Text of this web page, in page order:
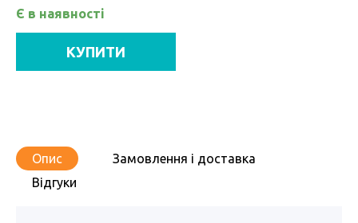
Є в наявності
КУПИТИ
Опис
Замовлення і доставка
Відгуки